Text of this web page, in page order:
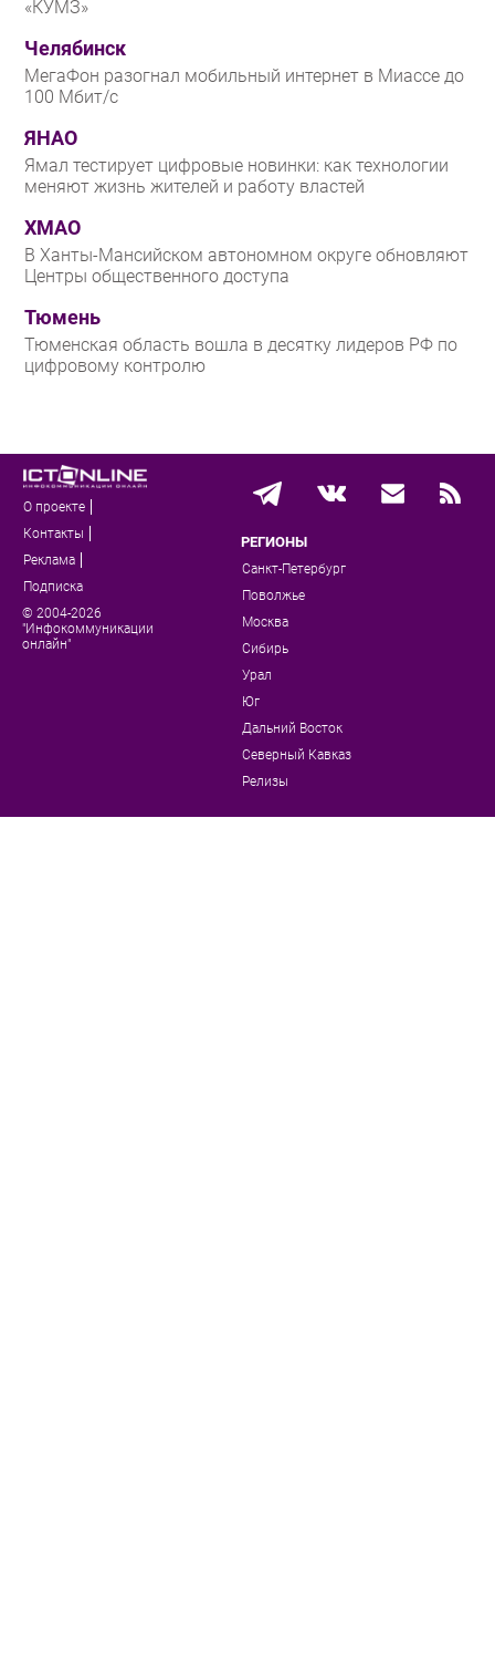
«КУМЗ»
Челябинск
МегаФон разогнал мобильный интернет в Миассе до
100 Мбит/с
ЯНАО
Ямал тестирует цифровые новинки: как технологии
меняют жизнь жителей и работу властей
ХМАО
В Ханты-Мансийском автономном округе обновляют
Центры общественного доступа
Тюмень
Тюменская область вошла в десятку лидеров РФ по
цифровому контролю
О проекте
Контакты
Реклама
Подписка
© 2004-2026
"Инфокоммуникации
онлайн"
РЕГИОНЫ
Санкт-Петербург
Поволжье
Москва
Сибирь
Урал
Юг
Дальний Восток
Северный Кавказ
Релизы